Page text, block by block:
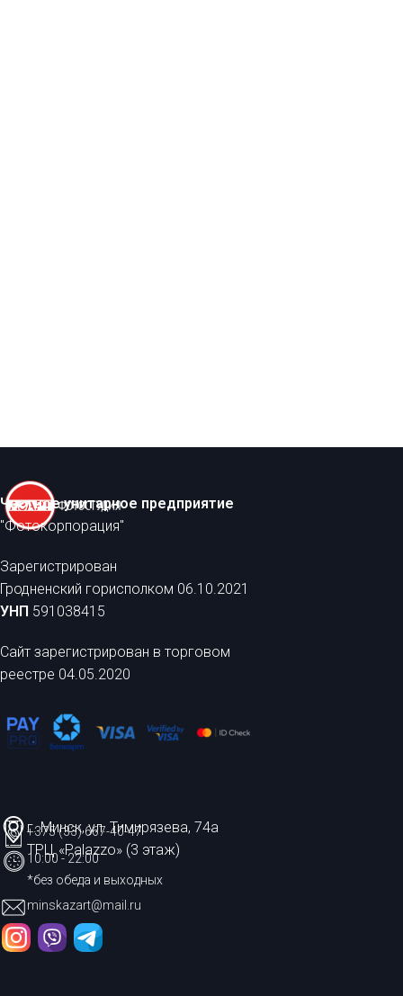
Частное унитарное предприятие
"Фотокорпорация"
Зарегистрирован
Гродненский горисполком 06.10.2021
УНП 591038415
Сайт зарегистрирован в торговом
реестре 04.05.2020
г. Минск, ул. Тимирязева, 74а
ТРЦ «Palazzo» (3 этаж)
+375 (33) 667-40-47
10:00 - 22:00
*без обеда и выходных
minskazart@mail.ru